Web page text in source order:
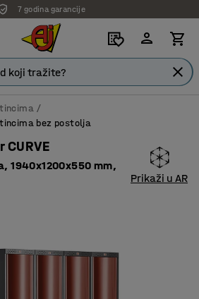
7 godina garancije
bez postolja
1940x1200x550 mm,
Prikaži u AR